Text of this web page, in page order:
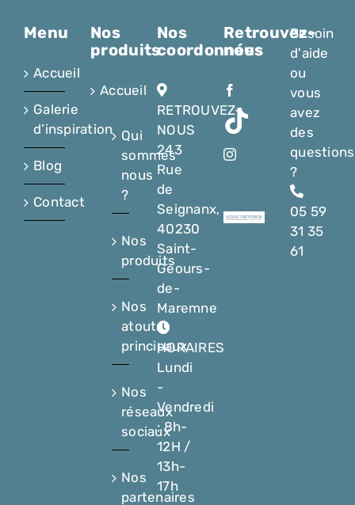
Menu
Accueil
Galerie
d’inspiration
Blog
Contact
Nos
produits
Accueil
Qui
sommes
nous
?
Nos
produits
Nos
atouts
principaux
Nos
réseaux
sociaux
Nos
partenaires
Nos
coordonnées
RETROUVEZ-
NOUS
243
Rue
de
Seignanx,
40230
Saint-
Geours-
de-
Maremne
HORAIRES
Lundi
-
Vendredi
: 8h-
12H /
13h-
17h
Retrouvez-
nous
Besoin
d'aide
ou
vous
avez
des
questions
?
05 59
31 35
61